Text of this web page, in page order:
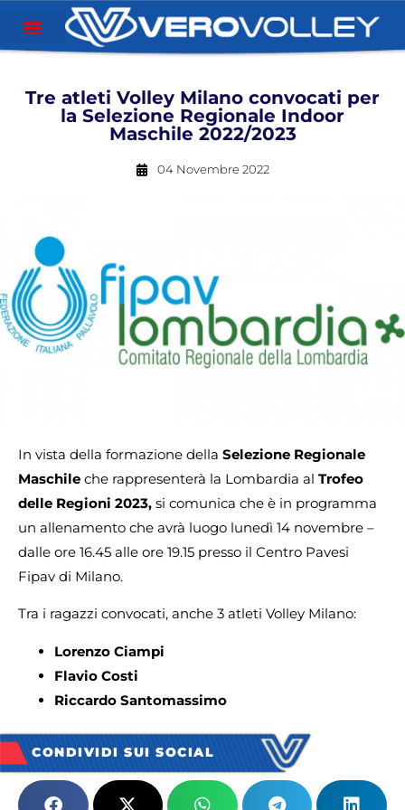
Tre atleti Volley Milano convocati per
la Selezione Regionale Indoor
Maschile 2022/2023
04 Novembre 2022
In vista della formazione della Selezione Regionale
Maschile che rappresenterà la Lombardia al Trofeo
delle Regioni 2023, si comunica che è in programma
un allenamento che avrà luogo lunedì 14 novembre –
dalle ore 16.45 alle ore 19.15 presso il Centro Pavesi
Fipav di Milano.
Tra i ragazzi convocati, anche 3 atleti Volley Milano:
Lorenzo Ciampi
Flavio Costi
Riccardo Santomassimo
CONDIVIDI SUI SOCIAL